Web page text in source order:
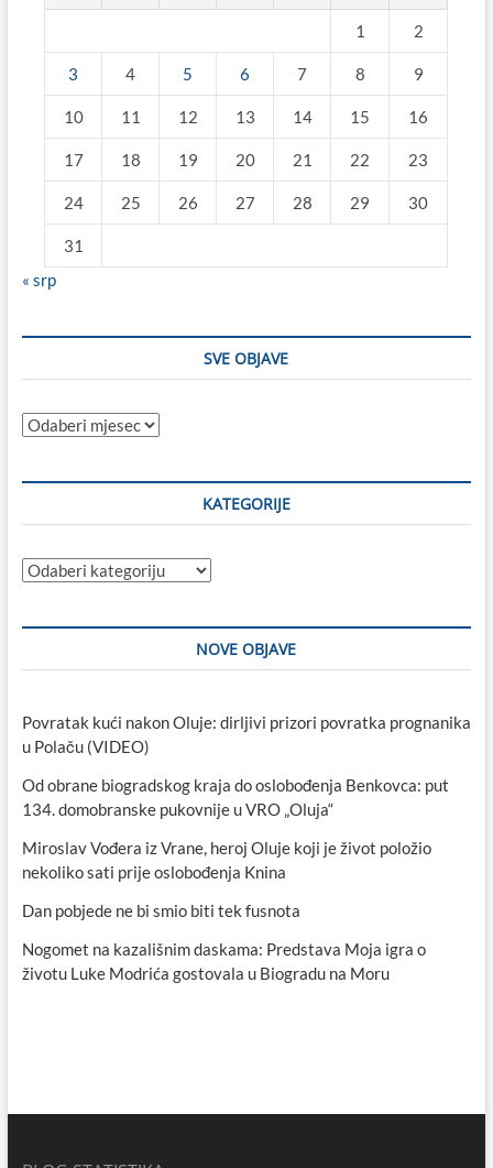
1 2
3 4 5 6 7 8 9
10 11 12 13 14 15 16
17 18 19 20 21 22 23
24 25 26 27 28 29 30
31
« srp
SVE OBJAVE
Sve
KATEGORIJE
Kategorije
NOVE OBJAVE
Povratak kući nakon Oluje: dirljivi prizori povratka prognanika
u Polaču (VIDEO)
Od obrane biogradskog kraja do oslobođenja Benkovca: put
134. domobranske pukovnije u VRO „Oluja“
Miroslav Vođera iz Vrane, heroj Oluje koji je život položio
nekoliko sati prije oslobođenja Knina
Dan pobjede ne bi smio biti tek fusnota
Nogomet na kazališnim daskama: Predstava Moja igra o
životu Luke Modrića gostovala u Biogradu na Moru